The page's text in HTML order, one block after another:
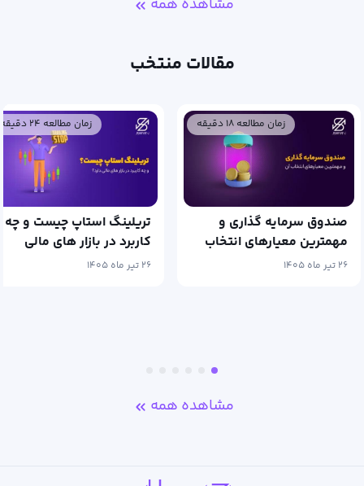
مشاهده همه
مقالات منتخب
زمان مطالعه ۲۴ دقیقه
تریلینگ استاپ چیست و چه
کاربرد در بازار های مالی
دارد؟
۲۶ تیر ماه ۱۴۰۵
زمان مطالعه ۲۷ دقیقه
سرمایه گذاری چیست و
بهترین روش‌های سرمایه
گذاری در ایران
۲۱ تیر ماه ۱۴۰۵
مشاهده همه